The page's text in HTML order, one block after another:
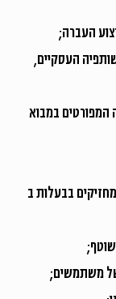
העסקיים,
במבוא
בבעלות ב